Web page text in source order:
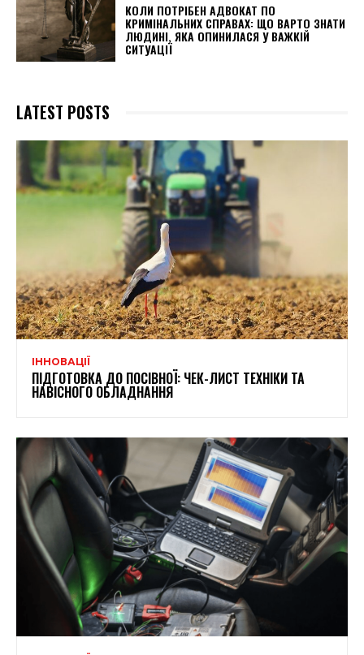
КОЛИ ПОТРІБЕН АДВОКАТ ПО
КРИМІНАЛЬНИХ СПРАВАХ: ЩО ВАРТО ЗНАТИ
ЛЮДИНІ, ЯКА ОПИНИЛАСЯ У ВАЖКІЙ
СИТУАЦІЇ
LATEST POSTS
ІННОВАЦІЇ
ПІДГОТОВКА ДО ПОСІВНОЇ: ЧЕК-ЛИСТ ТЕХНІКИ ТА
НАВІСНОГО ОБЛАДНАННЯ